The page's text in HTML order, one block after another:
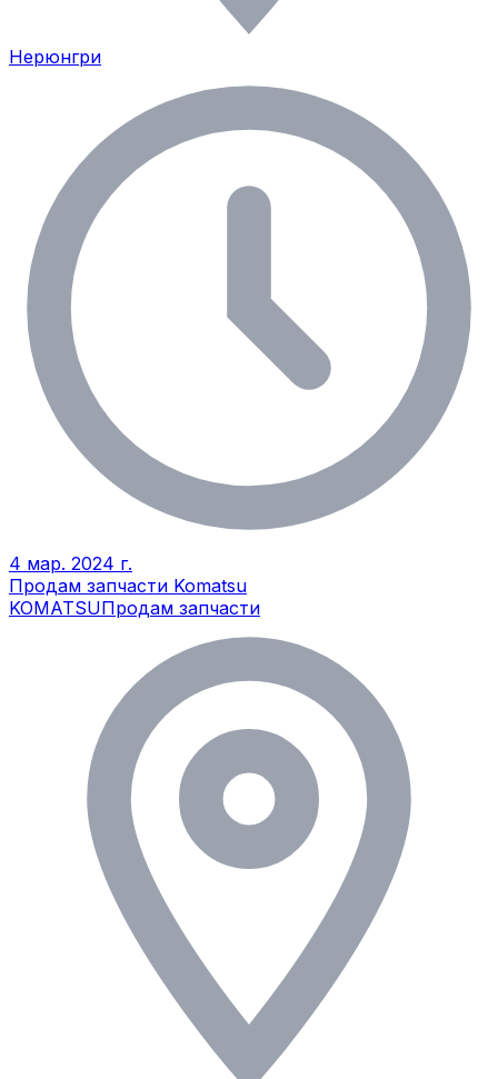
Нерюнгри
4 мар. 2024 г.
Продам запчасти Komatsu
KOMATSUПродам запчасти